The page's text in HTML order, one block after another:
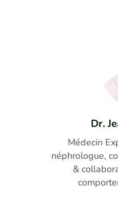
Dr.
Médecin
néphrologue,
&